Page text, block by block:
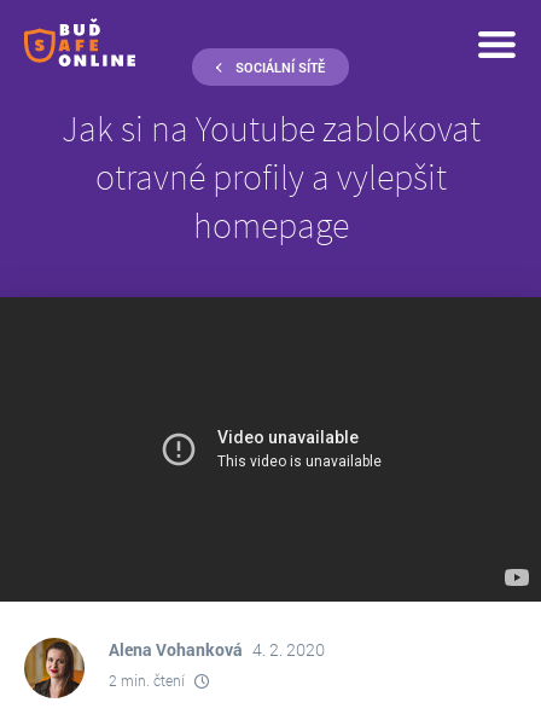
SOCIÁLNÍ SÍTĚ
Jak si na Youtube zablokovat
otravné profily a vylepšit
homepage
Alena Vohanková 4. 2. 2020
2 min. čtení